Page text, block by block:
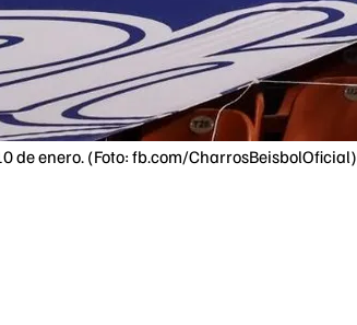
de enero. (Foto: fb.com/CharrosBeisbolOficial)